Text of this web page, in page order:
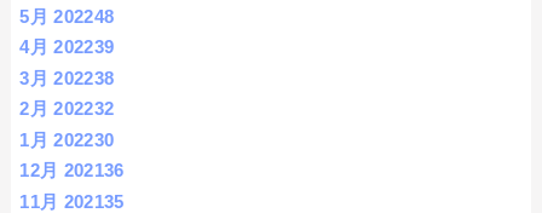
5月 202248
4月 202239
3月 202238
2月 202232
1月 202230
12月 202136
11月 202135